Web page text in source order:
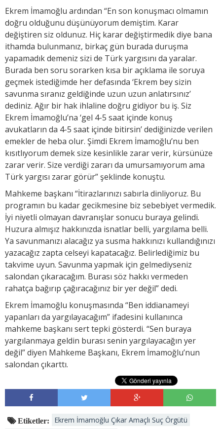
Ekrem İmamoğlu ardından “En son konuşmacı olmamın
doğru olduğunu düşünüyorum demiştim. Karar
değiştiren siz oldunuz. Hiç karar değiştirmedik diye bana
ithamda bulunmanız, birkaç gün burada duruşma
yapamadık demeniz sizi de Türk yargısını da yaralar.
Burada ben soru sorarken kısa bir açıklama ile soruya
geçmek istediğimde her defasında ‘Ekrem bey sizin
savunma sıranız geldiğinde uzun uzun anlatırsınız’
dediniz. Ağır bir hak ihlaline doğru gidiyor bu iş. Siz
Ekrem İmamoğlu’na ‘gel 4-5 saat içinde konuş
avukatların da 4-5 saat içinde bitirsin’ dediğinizde verilen
emekler de heba olur. Şimdi Ekrem İmamoğlu’nu ben
kısıtlıyorum demek size kesinlikle zarar verir, kürsünüze
zarar verir. Size verdiği zararı da umursamıyorum ama
Türk yargısı zarar görür” şeklinde konuştu.
Mahkeme başkanı “İtirazlarınızı sabırla dinliyoruz. Bu
programın bu kadar gecikmesine biz sebebiyet vermedik.
İyi niyetli olmayan davranışlar sonucu buraya gelindi.
Huzura almışız hakkınızda isnatlar belli, yargılama belli.
Ya savunmanızı alacağız ya susma hakkınızı kullandığınızı
yazacağız zapta celseyi kapatacağız. Belirlediğimiz bu
takvime uyun. Savunma yapmak için gelmediyseniz
salondan çıkaracağım. Burası söz hakkı vermeden
rahatça bağırıp çağıracağınız bir yer değil” dedi.
Ekrem İmamoğlu konuşmasında “Ben iddianameyi
yapanları da yargılayacağım” ifadesini kullanınca
mahkeme başkanı sert tepki gösterdi. “Sen buraya
yargılanmaya geldin burası senin yargılayacağın yer
değil” diyen Mahkeme Başkanı, Ekrem İmamoğlu’nun
salondan çıkarttı.
Etiketler:
Ekrem İmamoğlu Çıkar Amaçlı Suç Örgütü